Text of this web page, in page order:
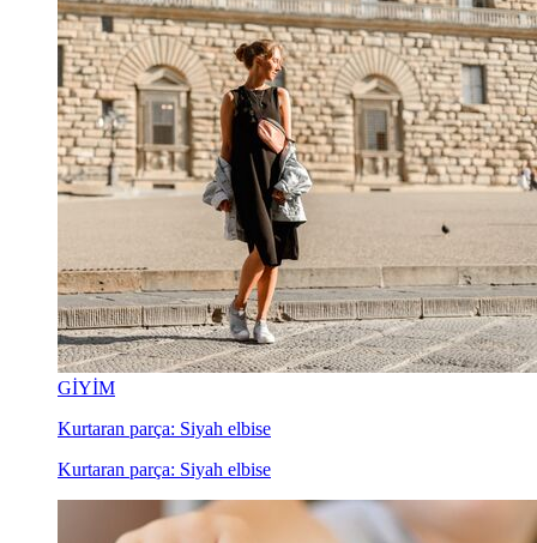
GİYİM
Kurtaran parça: Siyah elbise
Kurtaran parça: Siyah elbise